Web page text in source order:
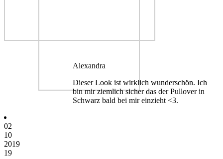
Alexandra
Dieser Look ist wirklich wunderschön. Ich
bin mir ziemlich sicher das der Pullover in
Schwarz bald bei mir einzieht <3.
02
10
2019
19